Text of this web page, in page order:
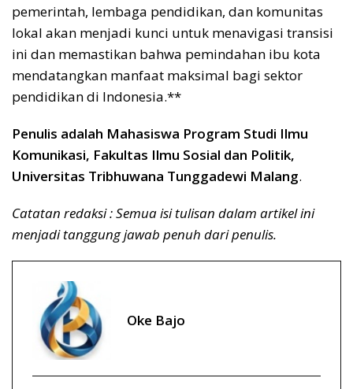
pemerintah, lembaga pendidikan, dan komunitas
lokal akan menjadi kunci untuk menavigasi transisi
ini dan memastikan bahwa pemindahan ibu kota
mendatangkan manfaat maksimal bagi sektor
pendidikan di Indonesia.**
Penulis adalah Mahasiswa Program Studi Ilmu
Komunikasi, Fakultas Ilmu Sosial dan Politik,
Universitas Tribhuwana Tunggadewi Malang.
Catatan redaksi : Semua isi tulisan dalam artikel ini
menjadi tanggung jawab penuh dari penulis.
Oke Bajo